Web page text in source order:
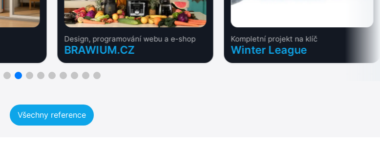
Design, programování webu a e-shop
BRAWIUM.CZ
Kompletní projekt na klíč
Winter League
Všechny reference